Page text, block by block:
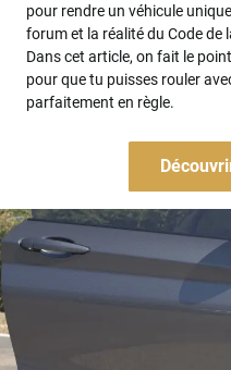
pour rendre un véhicule
forum et la réalité du Code de
Dans cet article, on fait le
pour que tu puisses rouler
parfaitement en règle.